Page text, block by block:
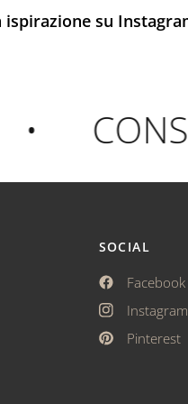
ispirazione su
SOCIAL
Facebook
Instagram
Pinterest